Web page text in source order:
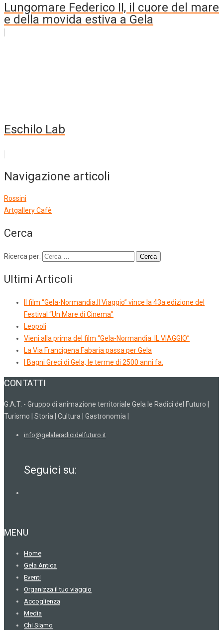
Lungomare Federico II, il cuore del mare
e della movida estiva a Gela
Eschilo Lab
Navigazione articoli
Rossini
Artgallery Cafè
Cerca
Ricerca per:
Ultimi Articoli
Il film “Gela-Normandia.Il Viaggio” vince la 43a edizione del
Festival “Un Mare di Cinema”
Leopoli
Vieni alla prima del film “Gela-Normandia. IL VIAGGIO”
La Via Francigena Fabaria passa per Gela
I Bagni Greci di Gela, le terme di 2500 anni fa.
CONTATTI
G.A.T. - Gruppo di animazione territoriale Gela le Radici del Futuro |
Turismo | Storia | Cultura | Gastronomia |
info@gelaleradicidelfuturo.it
Seguici su:
MENU
Home
Gela Antica
Eventi
Organizza il tuo viaggio
Accoglienza
Media
Chi Siamo